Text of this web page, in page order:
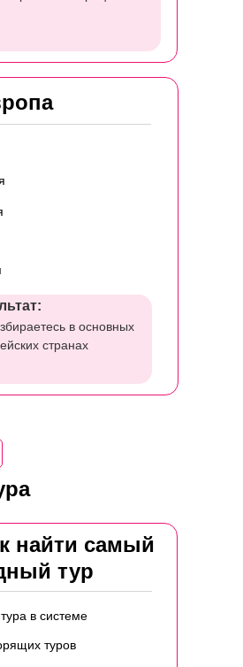
в основных
странах
найти самый
тур
в системе
туров